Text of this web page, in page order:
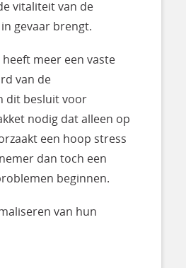
vitaliteit van de
gevaar brengt.
meer een vaste
van de
dit besluit voor
nodig dat alleen op
een hoop stress
dan toch een
beginnen.
van hun